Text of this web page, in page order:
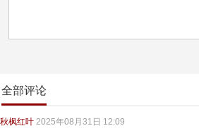
全部评论
秋枫红叶 2025年08月31日 12:09